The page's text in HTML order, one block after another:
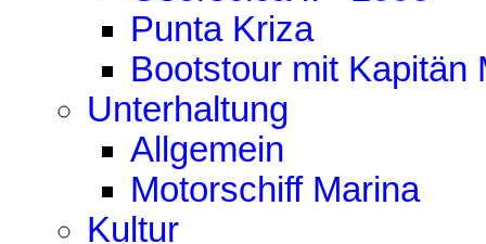
Punta Kriza
Bootstour mit Kapitän
Unterhaltung
Allgemein
Motorschiff Marina
Kultur